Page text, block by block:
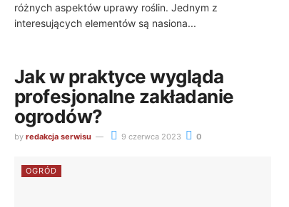
różnych aspektów uprawy roślin. Jednym z
interesujących elementów są nasiona...
Jak w praktyce wygląda
profesjonalne zakładanie
ogrodów?
by redakcja serwisu 9 czerwca 2023 0
OGRÓD